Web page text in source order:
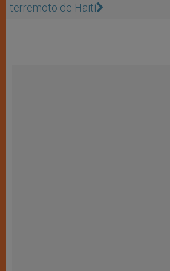
terremoto de Haití